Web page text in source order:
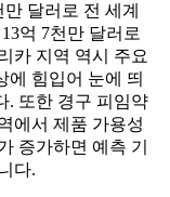
달러로 전 세계
억 7천만 달러로
카 지역 역시 주요
에 힘입어 눈에 띄
. 또한 경구 피임약
에서 제품 가용성
증가하면 예측 기
다.